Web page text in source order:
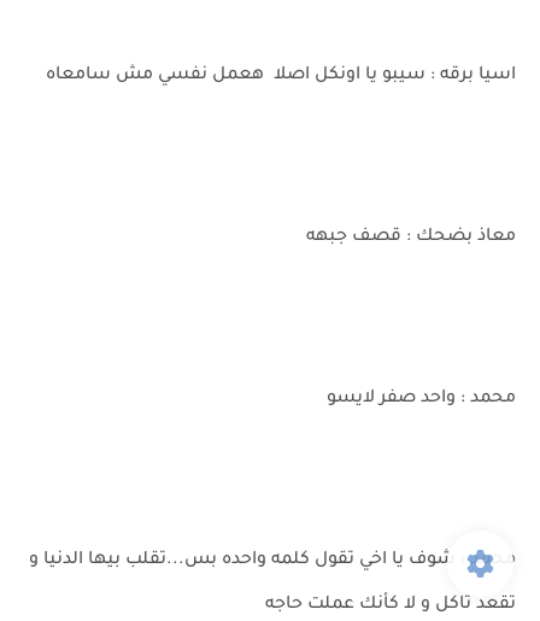
اسيا برقه : سيبو يا اونكل اصلا هعمل نفسي مش سامعاه
معاذ بضحك : قصف جبهه
محمد : واحد صفر لايسو
محمد : شوف يا اخي تقول كلمه واحده بس...تقلب بيها الدنيا و
تقعد تاكل و لا كأنك عملت حاجه